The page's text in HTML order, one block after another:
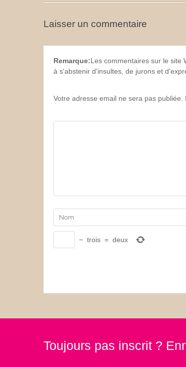
Laisser un commentaire
Remarque:Les commentaires sur le site
à s'abstenir d'insultes, de jurons et
Votre adresse email ne sera pas
− trois = deux
Toujours pas inscrit ?